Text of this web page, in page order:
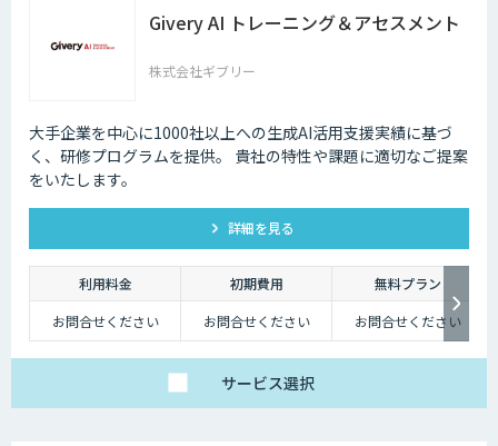
Givery AI トレーニング＆アセスメント
株式会社ギブリー
大手企業を中心に1000社以上への生成AI活用支援実績に基づ
く、研修プログラムを提供。 貴社の特性や課題に適切なご提案
をいたします。
詳細を見る
利用料金 初期費用
無料プラン
お問合せください
お問合せください お問合せください
サービス選択